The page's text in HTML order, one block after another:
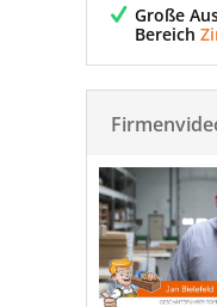
Große
Bereich